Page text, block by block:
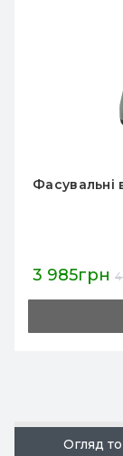
Фасувальні
3 923грн
Огляд